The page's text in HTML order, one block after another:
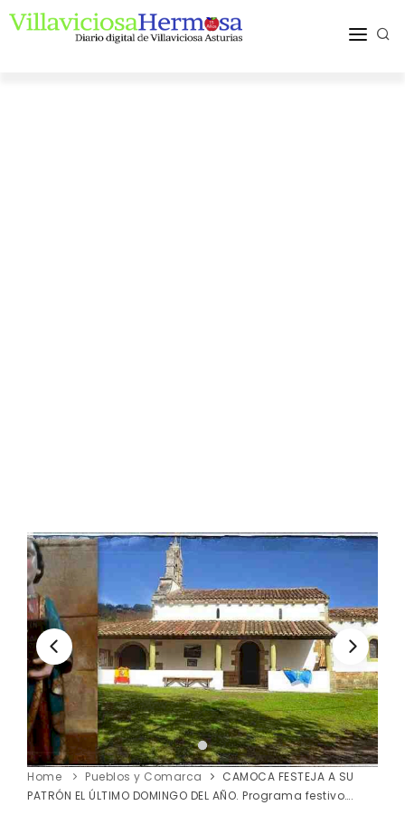
Home Pueblos y Comarca
CAMOCA FESTEJA A SU
PATRÓN EL ÚLTIMO DOMINGO DEL AÑO. Programa festivo….